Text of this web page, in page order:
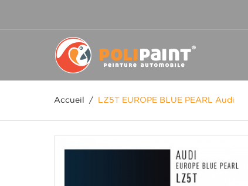
Accueil / LZ5T EUROPE BLUE PEARL Audi